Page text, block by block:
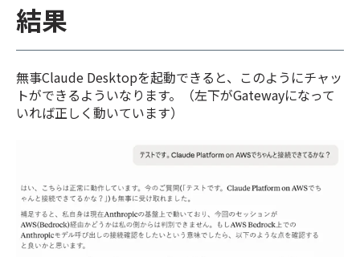
結果
無事Claude Desktopを起動できると、このようにチャッ
トができるよういなります。（左下がGatewayになって
いれば正しく動いています）